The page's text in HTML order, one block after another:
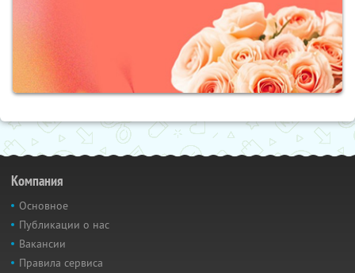
Компания
Основное
Публикации о нас
Вакансии
Правила сервиса